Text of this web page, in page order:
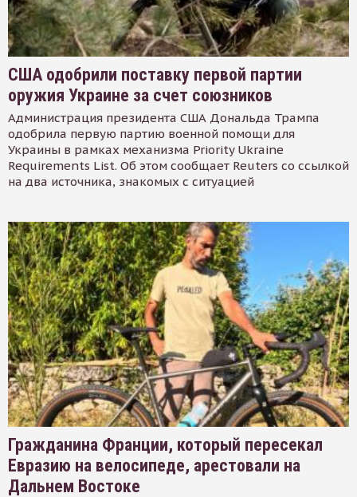
США одобрили поставку первой партии
оружия Украине за счет союзников
Администрация президента США Дональда Трампа
одобрила первую партию военной помощи для
Украины в рамках механизма Priority Ukraine
Requirements List. Об этом сообщает Reuters со ссылкой
на два источника, знакомых с ситуацией
Гражданина Франции, который пересекал
Евразию на велосипеде, арестовали на
Дальнем Востоке